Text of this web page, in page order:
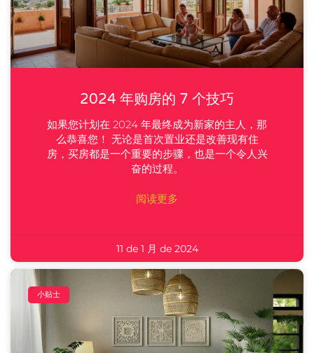
2024 年购房的 7 个技巧
如果您计划在 2024 年最终成为新家的主人，那
么恭喜您！ 无论是首次置业还是改善现有住
房，买房都是一个重要的步骤，也是一个令人兴
奋的过程。
阅读更多
11 de 1 月 de 2024
小贴士